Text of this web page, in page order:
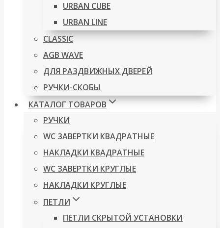
URBAN CUBE
URBAN LINE
CLASSIC
AGB WAVE
ДЛЯ РАЗДВИЖНЫХ ДВЕРЕЙ
РУЧКИ-СКОБЫ
КАТАЛОГ ТОВАРОВ
РУЧКИ
WC ЗАВЕРТКИ КВАДРАТНЫЕ
НАКЛАДКИ КВАДРАТНЫЕ
WC ЗАВЕРТКИ КРУГЛЫЕ
НАКЛАДКИ КРУГЛЫЕ
ПЕТЛИ
ПЕТЛИ СКРЫТОЙ УСТАНОВКИ